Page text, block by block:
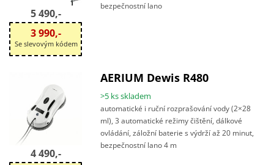
5 490,-
3 990,-
Se slevovým kódem
bezpečnostní lano
4 490,-
AERIUM Dewis R480
>5 ks skladem
automatické i ruční rozprašování vody (2×28
ml), 3 automatické režimy čištění, dálkové
ovládání, záložní baterie s výdrží až 20 minut,
bezpečnostní lano 4 m